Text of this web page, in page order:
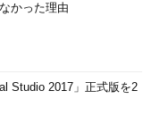
かった理由
Studio 2017」正式版を2